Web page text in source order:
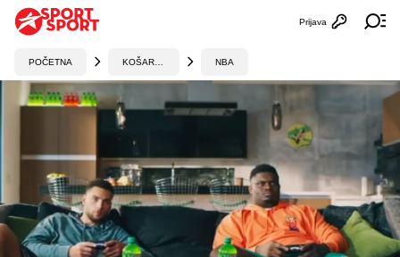
Otvori
Prijava
POČETNA NBA